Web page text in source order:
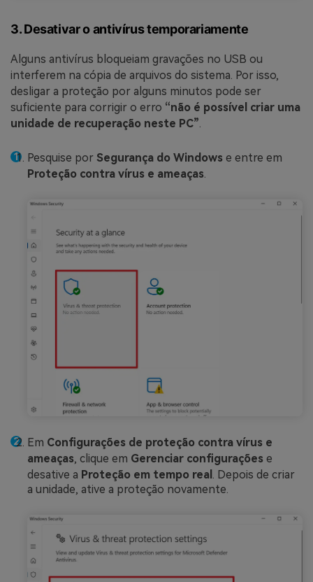
3. Desativar o antivírus temporariamente
Alguns antivírus bloqueiam gravações no USB ou
interferem na cópia de arquivos do sistema. Por isso,
desligar a proteção por alguns minutos pode ser
suficiente para corrigir o erro “não é possível criar uma
unidade de recuperação neste PC”.
Pesquise por Segurança do Windows e entre em
Proteção contra vírus e ameaças
Em Configurações de proteção contra vírus e
ameaças, clique em Gerenciar configurações e
desative a Proteção em tempo real . Depois de criar
a unidade, ative a proteção novamente.